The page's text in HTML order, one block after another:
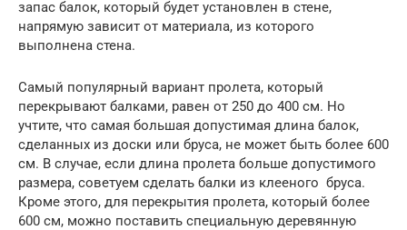
запас балок, который будет установлен в стене,
напрямую зависит от материала, из которого
выполнена стена.
Самый популярный вариант пролета, который
перекрывают балками, равен от 250 до 400 см. Но
учтите, что самая большая допустимая длина балок,
сделанных из доски или бруса, не может быть более 600
см. В случае, если длина пролета больше допустимого
размера, советуем сделать балки из клееного бруса.
Кроме этого, для перекрытия пролета, который более
600 см, можно поставить специальную деревянную